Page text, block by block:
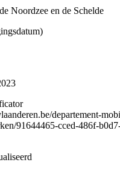
Noordzee en de Schelde
departement-
91644465-cced-486f-